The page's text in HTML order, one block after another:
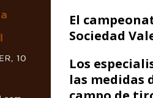
El
Sociedad
Los
las medidas